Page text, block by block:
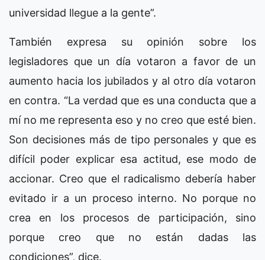
universidad llegue a la gente”.
También expresa su opinión sobre los
legisladores que un día votaron a favor de un
aumento hacia los jubilados y al otro día votaron
en contra. “La verdad que es una conducta que a
mí no me representa eso y no creo que esté bien.
Son decisiones más de tipo personales y que es
difícil poder explicar esa actitud, ese modo de
accionar. Creo que el radicalismo debería haber
evitado ir a un proceso interno. No porque no
crea en los procesos de participación, sino
porque creo que no están dadas las
condiciones”, dice.